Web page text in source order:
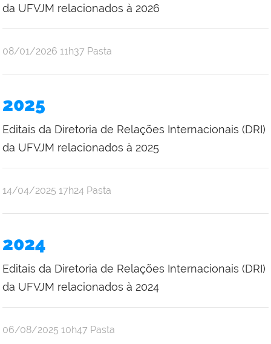
da UFVJM relacionados à 2026
publicado
08/01/2026 11h37 Pasta
2025
Editais da Diretoria de Relações Internacionais (DRI)
da UFVJM relacionados à 2025
publicado
14/04/2025 17h24 Pasta
2024
Editais da Diretoria de Relações Internacionais (DRI)
da UFVJM relacionados à 2024
publicado
06/08/2025 10h47 Pasta